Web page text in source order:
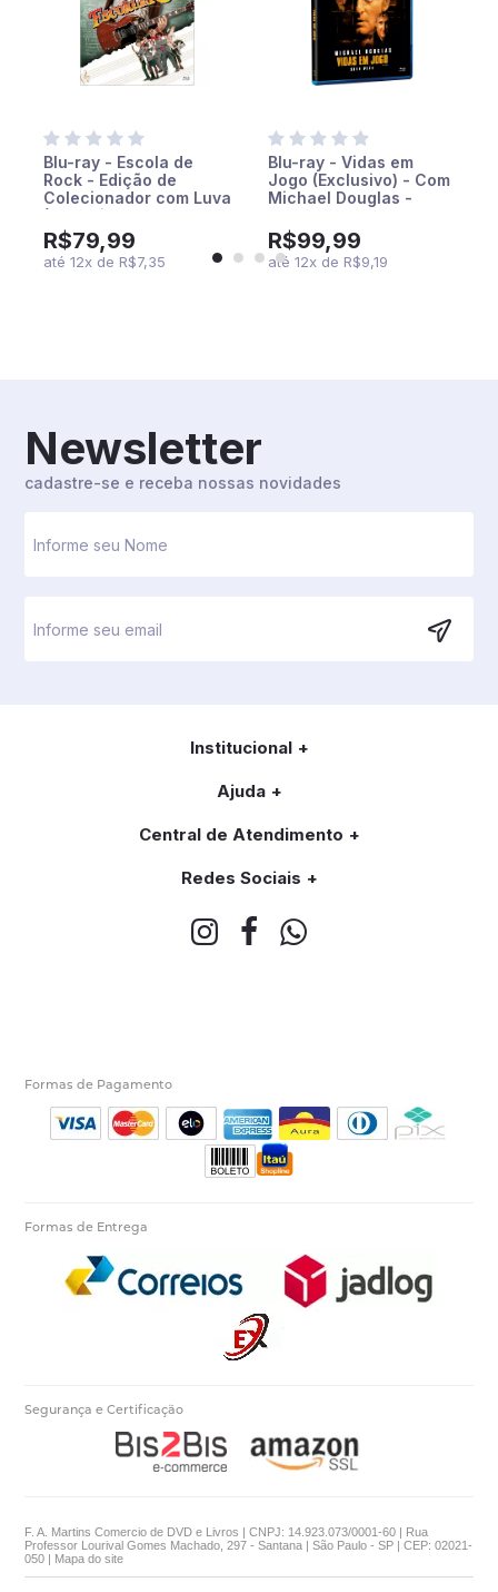
Blu-ray - Escola de
Rock - Edição de
Colecionador com Luva
(Exclusivo)
R$79,99
até 12xde R$7,35
Blu-ray - Vidas em
Jogo (Exclusivo) - Com
Michael Douglas -
R$99,99
até 12xde R$9,19
Newsletter
cadastre-se e receba nossas novidades
Institucional
Ajuda
Central de Atendimento
Redes Sociais
Formas de Pagamento
Formas de Entrega
Segurança e Certificação
F. A. Martins Comercio de DVD e Livros | CNPJ: 14.923.073/0001-60 | Rua
Professor Lourival Gomes Machado, 297 - Santana | São Paulo - SP | CEP: 02021-
050 | Mapa do site